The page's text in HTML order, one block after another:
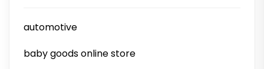
automotive
baby goods online store